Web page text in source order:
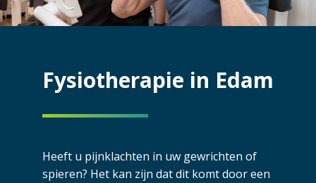
Fysiotherapie in Edam
Heeft u pijnklachten in uw gewrichten of
spieren? Het kan zijn dat dit komt door een